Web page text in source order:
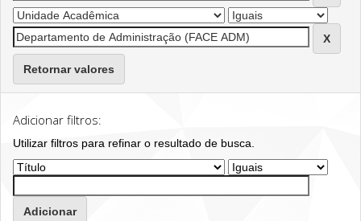
Retornar valores
Adicionar filtros:
Utilizar filtros para refinar o resultado de busca.